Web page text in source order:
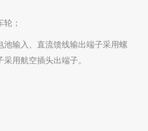
轮；
池输入、直流馈线输出端子采用螺
用航空插头出端子。